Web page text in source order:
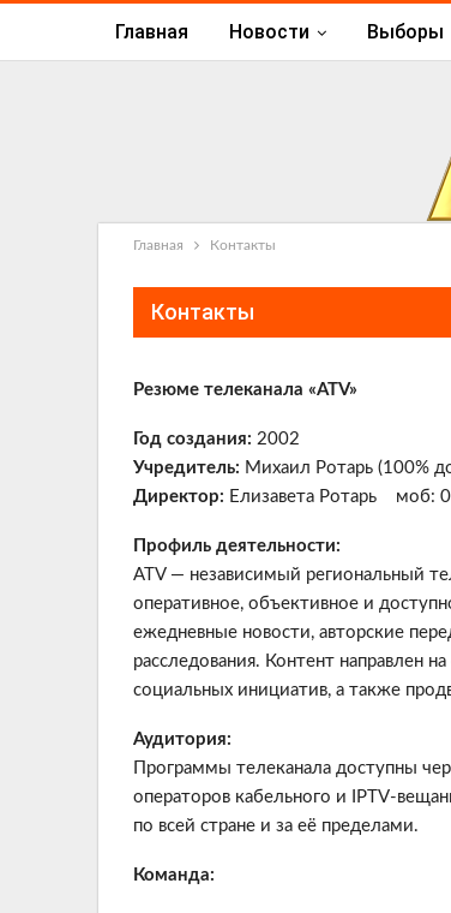
Главная Новости Выборы
Главная Контакты
Контакты
Резюме телеканала «ATV»
Год создания: 2002
Учредитель: Михаил Ротарь (100%
Директор: Елизавета Ротарь моб:
Профиль деятельности:
ATV — независимый региональный
оперативное, объективное и
ежедневные новости, авторские
расследования. Контент направлен
социальных инициатив, а также
Аудитория:
Программы телеканала доступны
операторов кабельного и IPTV-
по всей стране и за её пределами.
Команда: